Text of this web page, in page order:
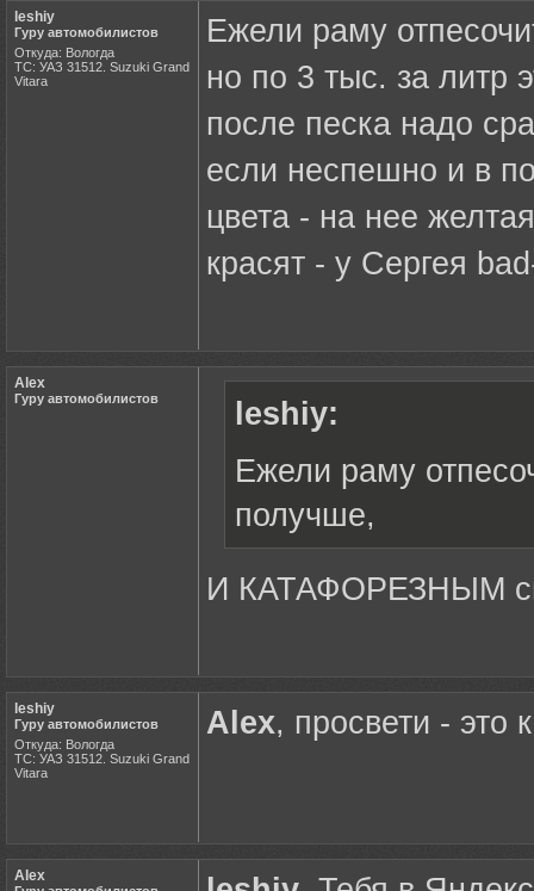
leshiy
Гуру автомобилистов
Откуда: Вологда
ТС: УАЗ 31512. Suzuki Grand
Vitara
Ежели раму
но по 3 тыс. за литр
после песка надо
если неспешно и в
цвета - на нее
красят - у Сергея
Alex
Гуру автомобилистов
leshiy:
Ежели раму
получше,
И КАТАФОРЕЗНЫМ
leshiy
Гуру автомобилистов
Откуда: Вологда
ТС: УАЗ 31512. Suzuki Grand
Vitara
Alex, просвети - это
Alex